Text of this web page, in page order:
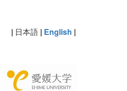
| 日本語 | English |